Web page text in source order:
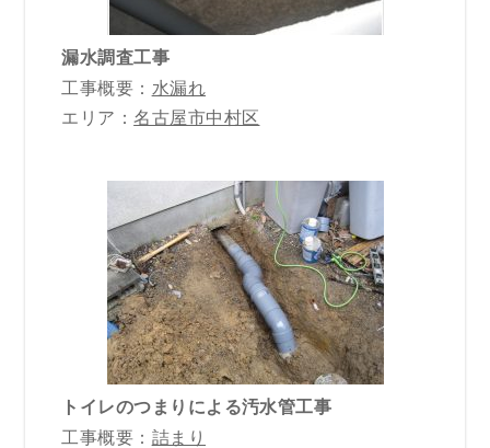
漏水調査工事
工事概要： 水漏れ
エリア：名古屋市中村区
トイレのつまりによる汚水管工事
工事概要： 詰まり